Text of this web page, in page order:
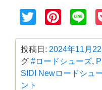
Twitter
投稿日: 2024年11月22
グ #ロードシューズ,
SIDI Newロードシュ
ント